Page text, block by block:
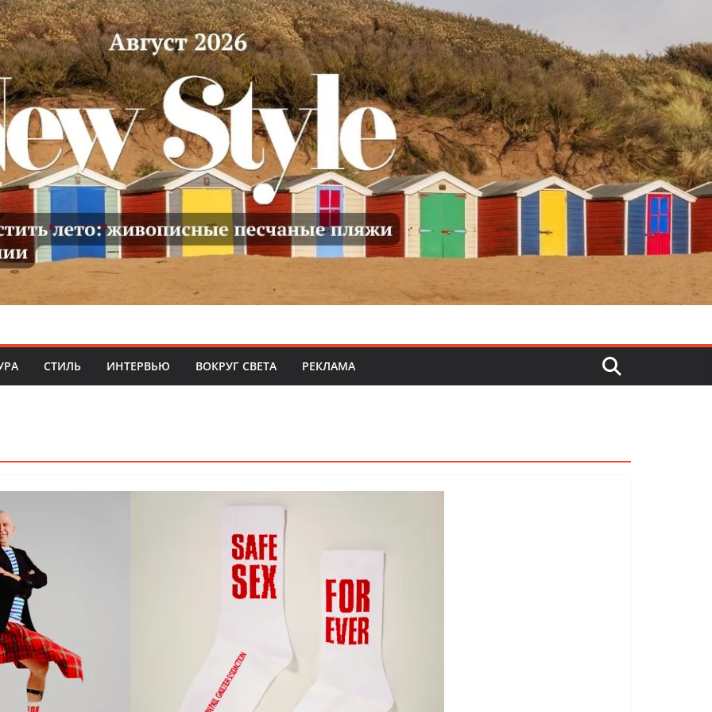
СТИЛЬ ИНТЕРВЬЮ ВОКРУГ СВЕТА РЕКЛАМА